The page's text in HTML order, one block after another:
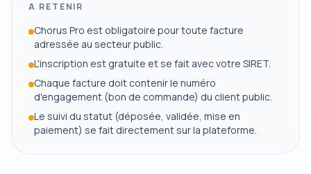
A RETENIR
Chorus Pro est obligatoire pour toute facture
adressée au secteur public.
L'inscription est gratuite et se fait avec votre SIRET.
Chaque facture doit contenir le numéro
d'engagement (bon de commande) du client public.
Le suivi du statut (déposée, validée, mise en
paiement) se fait directement sur la plateforme.